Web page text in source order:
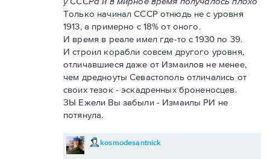
Только начинал СССР отнюдь не с уровня
1913, а примерно с 18% от оного.
И время в реале имел где-то с 1930 по 39.
И строил корабли совсем другого уровня,
отличавшиеся даже от Измаилов не менее,
чем дредноуты Севастополь отличались от
своих тезок - эскадренных броненосцев.
ЗЫ Ежели Вы забыли - Измаилы РИ не
потянула.
kosmodesantnick